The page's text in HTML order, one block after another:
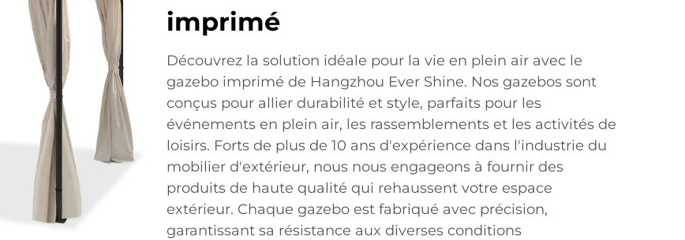
imprimé
Découvrez la solution idéale pour la vie en plein air avec le
gazebo imprimé de Hangzhou Ever Shine. Nos gazebos sont
conçus pour allier durabilité et style, parfaits pour les
événements en plein air, les rassemblements et les activités de
loisirs. Forts de plus de 10 ans d'expérience dans l'industrie du
mobilier d'extérieur, nous nous engageons à fournir des
produits de haute qualité qui rehaussent votre espace
extérieur. Chaque gazebo est fabriqué avec précision,
garantissant sa résistance aux diverses conditions